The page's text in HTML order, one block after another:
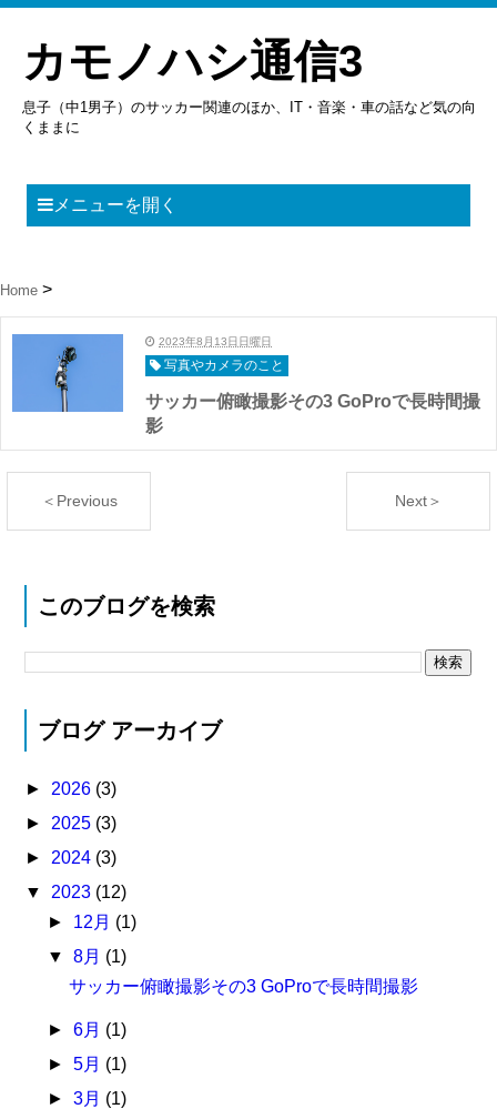
カモノハシ通信3
息子（中1男子）のサッカー関連のほか、IT・音楽・車の話など気の向
くままに
メニューを開く
Home
2023年8月13日日曜日
写真やカメラのこと
サッカー俯瞰撮影その3 GoProで長時間撮
影
＜Previous Next＞
このブログを検索
ブログ アーカイブ
► 2026 (3)
► 2025 (3)
► 2024 (3)
▼ 2023 (12)
► 12月 (1)
▼ 8月 (1)
サッカー俯瞰撮影その3 GoProで長時間撮影
► 6月 (1)
► 5月 (1)
► 3月 (1)